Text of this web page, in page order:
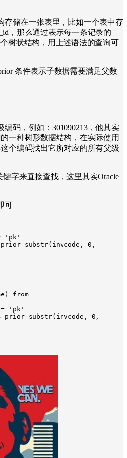
存储在一张表里，比如一个表中存
，那么通过表示每一条记录的
树状结构，用上述语法的查询可
条件表示子数据需要满足父数
码，例如：301090213，他其实
一种树形数据结构，在实际使用
个编码找出它所对应的所有父级
字来直接查找，这里其实Oracle
可
from